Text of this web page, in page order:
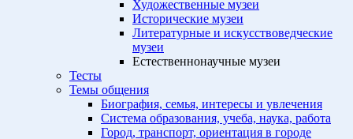
Художественные музеи
Исторические музеи
Литературные и искусствоведческие
музеи
Естественнонаучные музеи
Тесты
Темы общения
Биография, семья, интересы и увлечения
Система образования, учеба, наука, работа
Город, транспорт, ориентация в городе